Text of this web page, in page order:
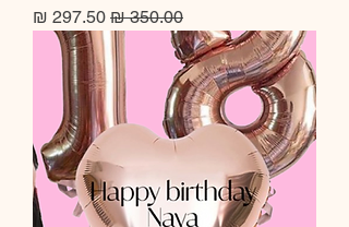
מחיר רגיל מחיר מבצע